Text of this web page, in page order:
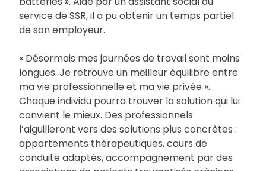
service de SSR, il a pu obtenir un temps partiel
de son employeur.
« Désormais mes journées de travail sont moins
longues. Je retrouve un meilleur équilibre entre
ma vie professionnelle et ma vie privée ».
Chaque individu pourra trouver la solution qui lui
convient le mieux. Des professionnels
l’aiguilleront vers des solutions plus concrètes :
appartements thérapeutiques, cours de
conduite adaptés, accompagnement par des